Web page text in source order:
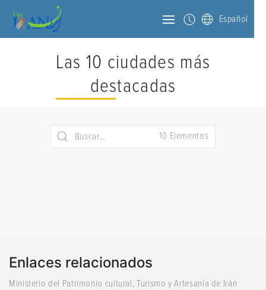
Español
Las 10 ciudades más
destacadas
10 Elementos
Enlaces relacionados
Ministerio del Patrimonio cultural, Turismo y Artesanía de Irán